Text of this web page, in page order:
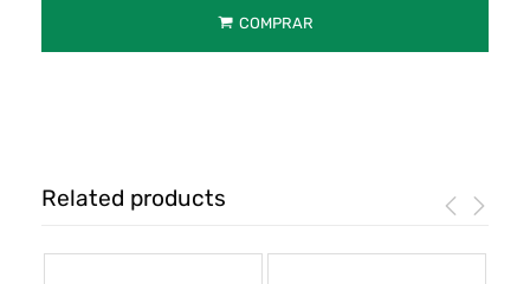
COMPRAR
Related products